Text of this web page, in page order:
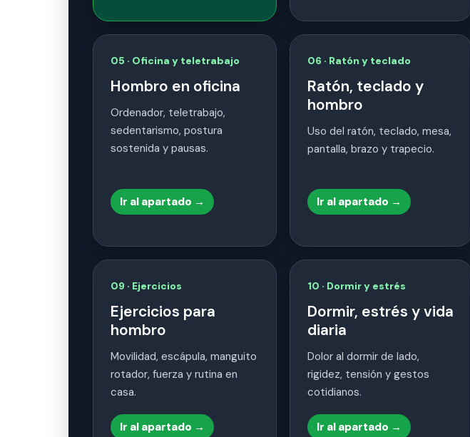
05 · Oficina y teletrabajo
Hombro en oficina
Ordenador, teletrabajo,
sedentarismo, postura
sostenida y pausas.
Ir al apartado →
06 · Ratón y teclado
Ratón, teclado y
hombro
Uso del ratón, teclado, mesa,
pantalla, brazo y trapecio.
Ir al apartado →
09 · Ejercicios
Ejercicios para
hombro
Movilidad, escápula, manguito
rotador, fuerza y rutina en
casa.
Ir al apartado →
10 · Dormir y estrés
Dormir, estrés y vida
diaria
Dolor al dormir de lado,
rigidez, tensión y gestos
cotidianos.
Ir al apartado →